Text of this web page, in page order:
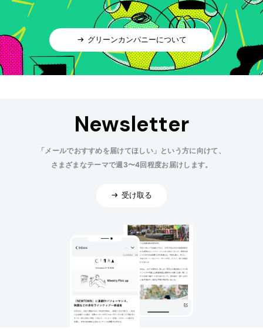
グリーンカンパニーについて
Newsletter
「メールでおすすめを届けてほしい」という方に向けて、
さまざまなテーマで週3〜4回程度お届けします。
受け取る